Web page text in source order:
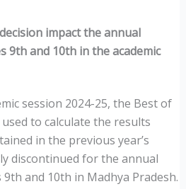
impact the annual
9th and 10th in the academic
session 2024-25, the Best of
used to calculate the results
in the previous year’s
discontinued for the annual
and 10th in Madhya Pradesh.